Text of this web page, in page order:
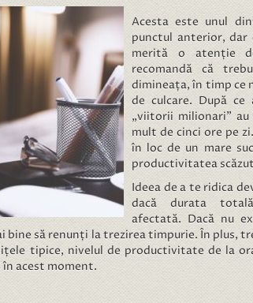
Acesta este unul
punctul anterior,
merită o atenție
recomandă că
dimineața, în timp ce
de culcare. După
„viitorii milionari”
mult de cinci ore pe
în loc de un mare
productivitatea
Ideea de a te ridica
dacă durata
afectată. Dacă nu
bine să renunți la trezirea timpurie. În plus,
tipice, nivelul de productivitate de la
acest moment.